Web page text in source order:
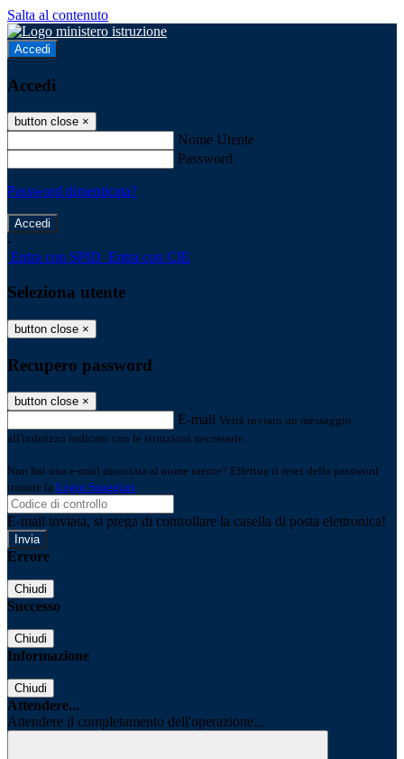
Salta al contenuto
Accedi
Accedi
button close ×
Nome Utente
Password
Password dimenticata?
-
Entra con SPID Entra con CIE
Seleziona utente
button close ×
Recupero password
button close ×
E-mail Verrà inviato un messaggio
all'indirizzo indicato con le istruzioni necessarie.
Non hai una e-mail associata al nome utente? Effettua il reset della password
tramite la Login Spaggiari
E-mail inviata, si prega di controllare la casella di posta elettronica!
Errore
Chiudi
Successo
Chiudi
Informazione
Chiudi
Attendere...
Attendere il completamento dell'operazione...